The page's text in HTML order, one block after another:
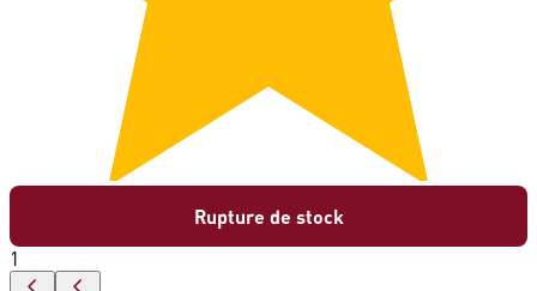
Rupture de stock
1